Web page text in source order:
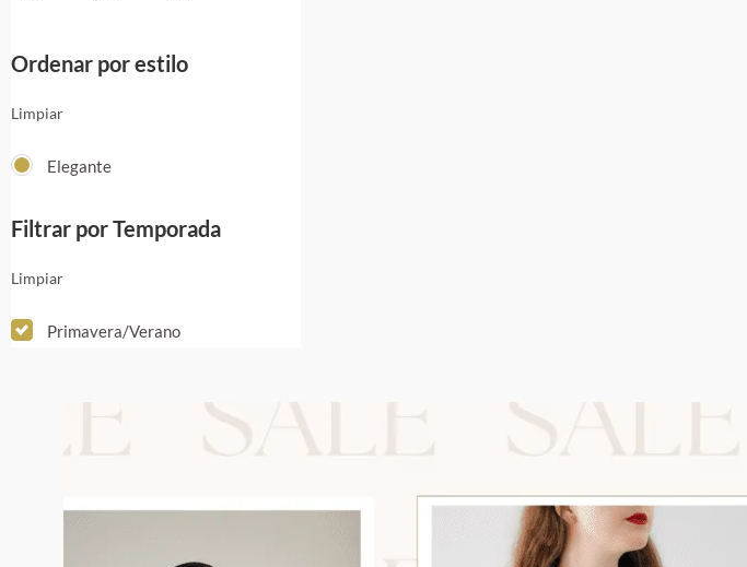
Ordenar por estilo
Limpiar
Elegante
Filtrar por Temporada
Limpiar
Primavera/Verano